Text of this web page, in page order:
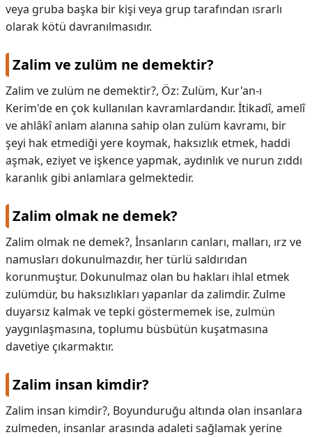
veya gruba başka bir kişi veya grup tarafından ısrarlı
olarak kötü davranılmasıdır.
Zalim ve zulüm ne demektir?
Zalim ve zulüm ne demektir?, Öz: Zulüm, Kur'an-ı
Kerim'de en çok kullanılan kavramlardandır. İtikadî, amelî
ve ahlâkî anlam alanına sahip olan zulüm kavramı, bir
şeyi hak etmediği yere koymak, haksızlık etmek, haddi
aşmak, eziyet ve işkence yapmak, aydınlık ve nurun zıddı
karanlık gibi anlamlara gelmektedir.
Zalim olmak ne demek?
Zalim olmak ne demek?, İnsanların canları, malları, ırz ve
namusları dokunulmazdır, her türlü saldırıdan
korunmuştur. Dokunulmaz olan bu hakları ihlal etmek
zulümdür, bu haksızlıkları yapanlar da zalimdir. Zulme
duyarsız kalmak ve tepki göstermemek ise, zulmün
yaygınlaşmasına, toplumu büsbütün kuşatmasına
davetiye çıkarmaktır.
Zalim insan kimdir?
Zalim insan kimdir?, Boyunduruğu altında olan insanlara
zulmeden, insanlar arasında adaleti sağlamak yerine